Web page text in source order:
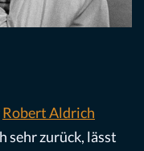
Robert Aldrich
sehr zurück, lässt